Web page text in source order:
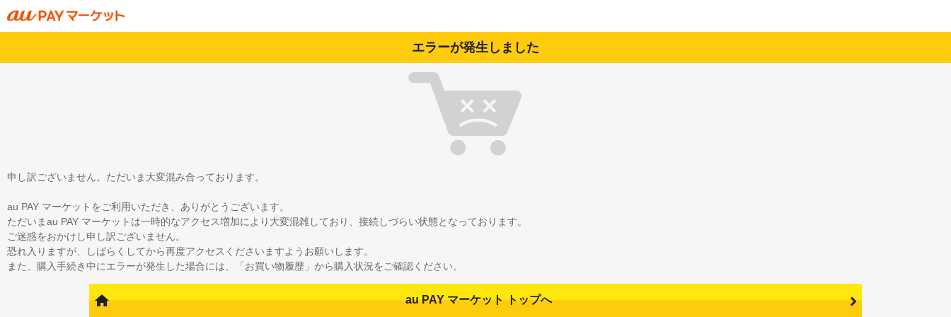
エラーが発生しました
申し訳ございません。ただいま大変混み合っております。
au PAY マーケットをご利用いただき、ありがとうございます。
ただいまau PAY マーケットは一時的なアクセス増加により大変混雑しており、接続しづらい状態となっております。
ご迷惑をおかけし申し訳ございません。
恐れ入りますが、しばらくしてから再度アクセスくださいますようお願いします。
また、購入手続き中にエラーが発生した場合には、「お買い物履歴」から購入状況をご確認ください。
au PAY マーケット トップへ